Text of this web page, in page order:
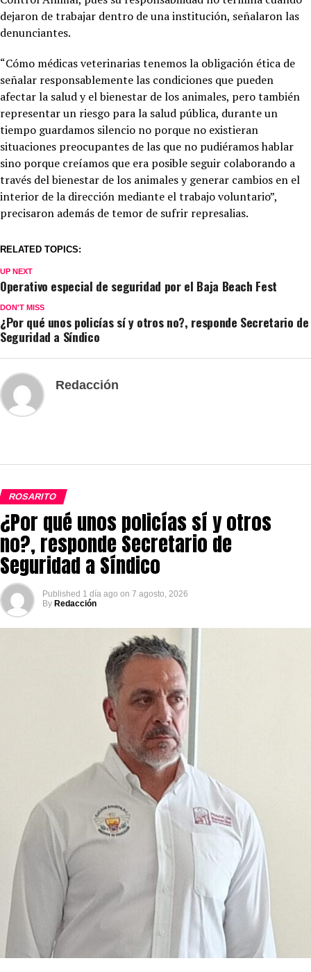
dejaron de trabajar dentro de una institución, señalaron las
denunciantes.
“Cómo médicas veterinarias tenemos la obligación ética de
señalar responsablemente las condiciones que pueden
afectar la salud y el bienestar de los animales, pero también
representar un riesgo para la salud pública, durante un
tiempo guardamos silencio no porque no existieran
situaciones preocupantes de las que no pudiéramos hablar
sino porque creíamos que era posible seguir colaborando a
través del bienestar de los animales y generar cambios en el
interior de la dirección mediante el trabajo voluntario”,
precisaron además de temor de sufrir represalias.
RELATED TOPICS:
UP NEXT
Operativo especial de seguridad por el Baja Beach Fest
DON'T MISS
¿Por qué unos policías sí y otros no?, responde Secretario de
Seguridad a Síndico
Redacción
ROSARITO
¿Por qué unos policías sí y otros
no?, responde Secretario de
Seguridad a Síndico
Published 1 día ago on 7 agosto, 2026
By Redacción